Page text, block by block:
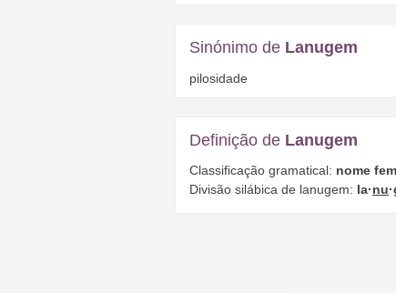
Sinónimo de Lanugem
pilosidade
Definição de Lanugem
Classificação gramatical: nome
Divisão silábica de lanugem: la·nu